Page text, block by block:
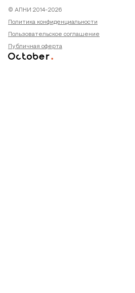
© АПНИ 2014-2026
Политика конфиденциальности
Пользовательское соглашение
Публичная оферта